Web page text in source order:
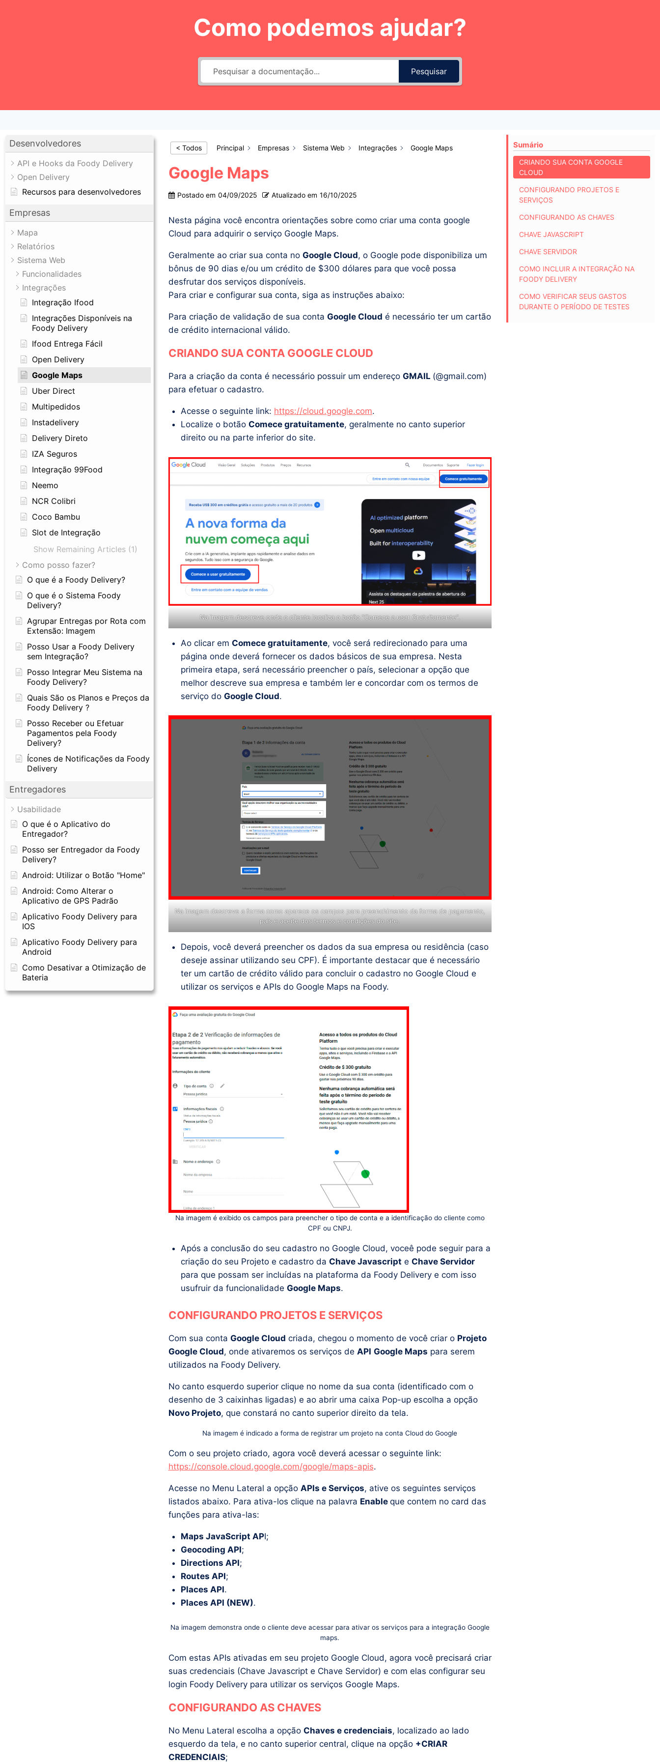
Como podemos ajudar?
Pesquisar
Desenvolvedores
API e Hooks da Foody Delivery
Open Delivery
Recursos para desenvolvedores
Empresas
Mapa
Relatórios
Sistema Web
Funcionalidades
Integrações
Integração Ifood
Integrações Disponíveis na
Foody Delivery
Ifood Entrega Fácil
Open Delivery
Google Maps
Uber Direct
Multipedidos
Instadelivery
Delivery Direto
IZA Seguros
Integração 99Food
Neemo
NCR Colibri
Coco Bambu
Slot de Integração
Show Remaining Articles (1)
Como posso fazer?
O que é a Foody Delivery?
O que é o Sistema Foody
Delivery?
Agrupar Entregas por Rota com
Extensão: Imagem
Posso Usar a Foody Delivery
sem Integração?
Posso Integrar Meu Sistema na
Foody Delivery?
Quais São os Planos e Preços da
Foody Delivery ?
Posso Receber ou Efetuar
Pagamentos pela Foody
Delivery?
Ícones de Notificações da Foody
Delivery
Entregadores
Usabilidade
O que é o Aplicativo do
Entregador?
Posso ser Entregador da Foody
Delivery?
Android: Utilizar o Botão "Home"
Android: Como Alterar o
Aplicativo de GPS Padrão
Aplicativo Foody Delivery para
IOS
Aplicativo Foody Delivery para
Android
Como Desativar a Otimização de
Bateria
< Todos Principal Empresas Sistema Web Integrações Google Maps
Google Maps
Postado em 04/09/2025 Atualizado em 16/10/2025
Nesta página você encontra orientações sobre como criar uma conta google
Cloud para adquirir o serviço Google Maps.
Geralmente ao criar sua conta no Google Cloud, o Google pode disponibiliza um
bônus de 90 dias e/ou um crédito de $300 dólares para que você possa
desfrutar dos serviços disponíveis.
Para criar e configurar sua conta, siga as instruções abaixo:
Para criação de validação de sua conta Google Cloud é necessário ter um cartão
de crédito internacional válido.
CRIANDO SUA CONTA GOOGLE CLOUD
Para a criação da conta é necessário possuir um endereço GMAIL (@gmail.com)
para efetuar o cadastro.
Acesse o seguinte link: https://cloud.google.com.
Localize o botãoComece gratuitamente, geralmente no canto superior
direito ou na parte inferior do site.
Na imagem descreve onde o cliente localiza o botão “Comece a usar Gratuitamente”.
Ao clicar emComece gratuitamente, você será redirecionado para uma
página onde deverá fornecer os dados básicos de sua empresa. Nesta
primeira etapa, será necessário preencher o país, selecionar a opção que
melhor descreve sua empresa e também ler e concordar com os termos de
serviço doGoogle Cloud.
Na imagem descreve a forma como aparece os campos para preenchimento da forma de pagamento,
país e aceite dos termos e condições do site.
Depois, você deverá preencher os dados da sua empresa ou residência (caso
deseje assinar utilizando seu CPF). É importante destacar que é necessário
ter um cartão de crédito válido para concluir o cadastro no Google Cloud e
utilizar os serviços e APIs do Google Maps na Foody.
Na imagem é exibido os campos para preencher o tipo de conta e a identificação do cliente como
CPF ou CNPJ.
Após a conclusão do seu cadastro no Google Cloud, voceê pode seguir para a
criação do seu Projeto e cadastro daChave Javascript eChave Servidor
para que possam ser incluídas na plataforma da Foody Delivery e com isso
usufruir da funcionalidadeGoogle Maps.
CONFIGURANDO PROJETOS E SERVIÇOS
Com sua conta Google Cloud criada, chegou o momento de você criar o Projeto
Google Cloud, onde ativaremos os serviços de API Google Maps para serem
utilizados na Foody Delivery.
No canto esquerdo superior clique no nome da sua conta (identificado com o
desenho de 3 caixinhas ligadas) e ao abrir uma caixa Pop-up escolha a opção
Novo Projeto, que constará no canto superior direito da tela.
Na imagem é indicado a forma de registrar um projeto na conta Cloud do Google
Com o seu projeto criado, agora você deverá acessar o seguinte link:
https://console.cloud.google.com/google/maps-apis.
Acesse no Menu Lateral a opção APIs e Serviços, ative os seguintes serviços
listados abaixo. Para ativa-los clique na palavra Enable que contem no card das
funções para ativa-las:
Maps JavaScript API;
Geocoding API;
Directions API;
Routes API;
Places API.
Places API (NEW).
Na imagem demonstra onde o cliente deve acessar para ativar os serviços para a integração Google
maps.
Com estas APIs ativadas em seu projeto Google Cloud, agora você precisará criar
suas credenciais (Chave Javascript e Chave Servidor) e com elas configurar seu
login Foody Delivery para utilizar os serviços Google Maps.
CONFIGURANDO AS CHAVES
No Menu Lateral escolha a opção Chaves e credenciais, localizado ao lado
esquerdo da tela, e no canto superior central, clique na opção +CRIAR
CREDENCIAIS;
Sumário
CRIANDO SUA CONTA GOOGLE
CLOUD
CONFIGURANDO PROJETOS E
SERVIÇOS
CONFIGURANDO AS CHAVES
CHAVE JAVASCRIPT
CHAVE SERVIDOR
COMO INCLUIR A INTEGRAÇÃO NA
FOODY DELIVERY
COMO VERIFICAR SEUS GASTOS
DURANTE O PERÍODO DE TESTES